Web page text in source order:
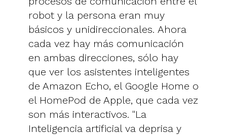
robot y la persona eran muy
básicos y unidireccionales. Ahora
cada vez hay más comunicación
en ambas direcciones, sólo hay
que ver los asistentes inteligentes
de Amazon Echo, el Google Home o
el HomePod de Apple, que cada vez
son más interactivos. "La
Inteligencia artificial va deprisa y